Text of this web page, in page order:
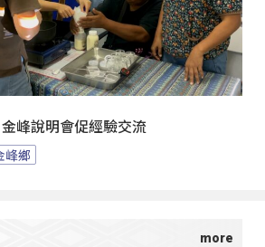
峰說明會促經驗交流
峰鄉